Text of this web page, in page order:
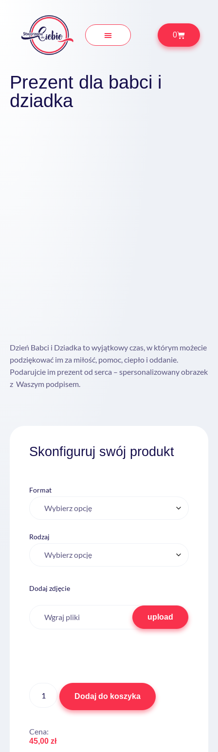
0
Prezent dla babci i
dziadka
Dzień Babci i Dziadka to wyjątkowy czas, w którym możecie
podziękować im za miłość, pomoc, ciepło i oddanie.
Podarujcie im prezent od serca – spersonalizowany obrazek
z Waszym podpisem.
Skonfiguruj swój produkt
Format
Rodzaj
Dodaj zdjęcie
Wgraj pliki upload
Dodaj do koszyka
Cena:
45,00 zł